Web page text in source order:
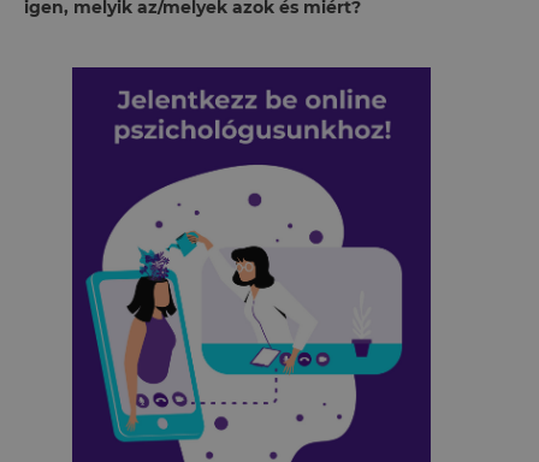
igen, melyik az/melyek azok és miért?